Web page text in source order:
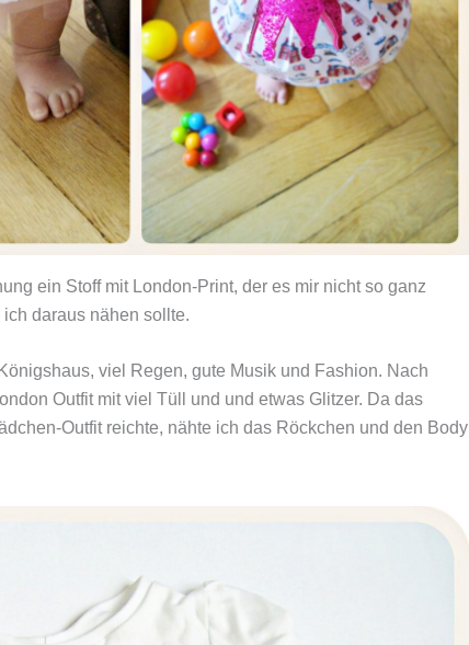
ein Stoff mit London-Print, der es mir nicht so ganz
daraus nähen sollte.
viel Regen, gute Musik und Fashion. Nach
Outfit mit viel Tüll und und etwas Glitzer. Da das
Outfit reichte, nähte ich das Röckchen und den Body